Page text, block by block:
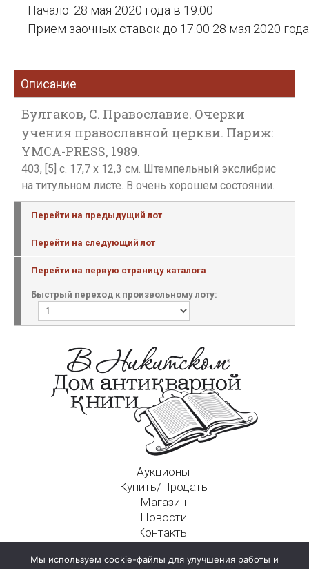
Начало: 28 мая 2020 года в 19:00
Прием заочных ставок до 17:00 28 мая 2020 года
Описание
Булгаков, С. Православие. Очерки
учения православной церкви. Париж:
YMCA-PRESS, 1989.
403, [5] с. 17,7 х 12,3 см. Штемпельный экслибрис
на титульном листе. В очень хорошем состоянии.
Перейти на предыдущий лот
Перейти на следующий лот
Перейти на первую страницу каталога
Быстрый переход к произвольному лоту:
Аукционы
Купить/Продать
Магазин
Новости
Контакты
125009, г. Москва, Никитский пер., д. 4а, стр. 1
Мы используем cookie-файлы для улучшения работы и